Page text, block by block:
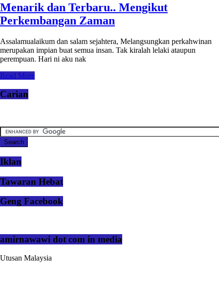
Menarik dan Terbaru.. Mengikut
Perkembangan Zaman
Assalamualaikum dan salam sejahtera, Melangsungkan perkahwinan
merupakan impian buat semua insan. Tak kiralah lelaki ataupun
perempuan. Hari ni aku nak
Read More
Carian
Iklan
Tawaran Hebat
Geng Facebook
amirnawawi dot com in media
Utusan Malaysia